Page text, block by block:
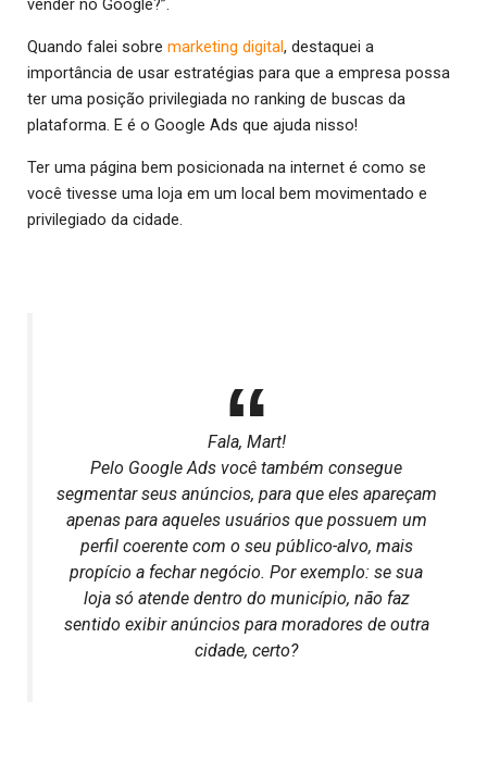
vender no Google?”.
Quando falei sobre marketing digital, destaquei a
importância de usar estratégias para que a empresa possa
ter uma posição privilegiada no ranking de buscas da
plataforma. E é o Google Ads que ajuda nisso!
Ter uma página bem posicionada na internet é como se
você tivesse uma loja em um local bem movimentado e
privilegiado da cidade.
Fala, Mart!
Pelo Google Ads você também consegue
segmentar seus anúncios, para que eles apareçam
apenas para aqueles usuários que possuem um
perfil coerente com o seu público-alvo, mais
propício a fechar negócio. Por exemplo: se sua
loja só atende dentro do município, não faz
sentido exibir anúncios para moradores de outra
cidade, certo?